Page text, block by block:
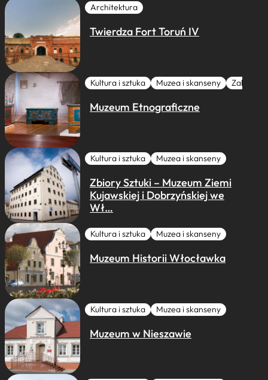
Architektura
Twierdza Fort Toruń IV
Kultura i sztuka Muzea i skanseny Zabytki I
Muzeum Etnograficzne
Kultura i sztuka Muzea i skanseny
Zbiory Sztuki – Muzeum Ziemi
Kujawskiej i Dobrzyńskiej we
Wł…
Kultura i sztuka Muzea i skanseny
Muzeum Historii Włocławka
Kultura i sztuka Muzea i skanseny
Muzeum w Nieszawie